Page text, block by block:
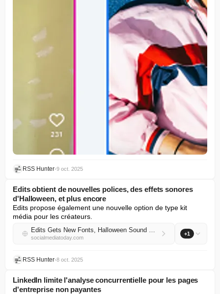
RSS Hunter•9 oct. 2025
Edits obtient de nouvelles polices, des effets sonores
d'Halloween, et plus encore
Edits propose également une nouvelle option de type kit
média pour les créateurs.
Edits Gets New Fonts, Halloween Sound Effects, and More
socialmediatoday.com
+1
RSS Hunter•8 oct. 2025
LinkedIn limite l'analyse concurrentielle pour les pages
d'entreprise non payantes